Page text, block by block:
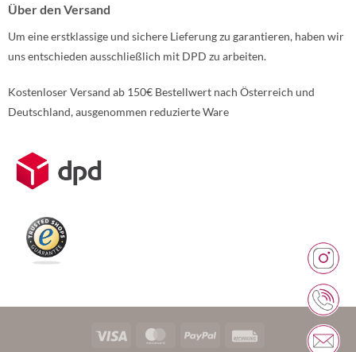
Über den Versand
Um eine erstklassige und sichere Lieferung zu garantieren, haben wir
uns entschieden ausschließlich mit DPD zu arbeiten.
Kostenloser Versand ab 150€ Bestellwert nach Österreich und
Deutschland, ausgenommen reduzierte Ware
Weitere Informationen über den gesperrten Inhalt.
Visa MasterCardPayPal